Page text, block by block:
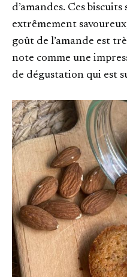
d’amandes. Ces
extrêmement
goût de l’amande est
note comme une
de dégustation qui est